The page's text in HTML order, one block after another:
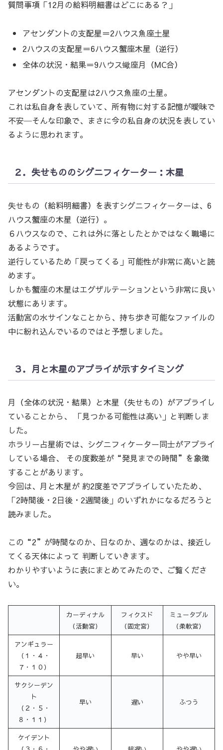
質問事項「12月の給料明細書はどこにある？」
アセンダントの支配星＝2ハウス魚座土星
2ハウスの支配星＝6ハウス蟹座木星（逆行）
全体の状況・結果＝9ハウス蠍座月（MC合）
アセンダントの支配星は2ハウス魚座の土星。
これは私自身を表していて、所有物に対する記憶が曖昧で
不安─そんな印象で、まさに今の私自身の状況を表してい
るように思われます。
２．失せもののシグニフィケーター：木星
失せもの（給料明細書）を表すシグニフィケーターは、6
ハウス蟹座の木星（逆行）。
６ハウスなので、これは外に落としたとかではなく職場に
あるようです。
逆行しているため「戻ってくる」可能性が非常に高いと読
めます。
しかも蟹座の木星はエグザルテーションという非常に良い
状態にあります。
活動宮の水サインなことから、持ち歩き可能なファイルの
中に紛れ込んでいるのではと予想しました。
３．月と木星のアプライが示すタイミング
月（全体の状況・結果）と木星（失せもの）がアプライし
ていることから、 「見つかる可能性は高い」と判断しま
した。
ホラリー占星術では、シグニフィケーター同士がアプライ
している場合、 その度数差が“発見までの時間”を象徴
することがあります。
今回は、月と木星が 約2度差でアプライしていたため、
「2時間後・2日後・2週間後」のいずれかになるだろうと
読みました。
この“2”が時間なのか、日なのか、週なのかは、接近し
てくる天体によって 判断していきます。
わかりやすいように表にまとめてみたので、ご覧くださ
い。
カーディナル
（活動宮）
フィクスド
（固定宮）
ミュータブル
（柔軟宮）
アンギュラー
（１・４・
７・１０）
超早い 早い やや早い
サクシーデン
ト
（２・５・
８・１１）
早い 遅い ふつう
ケイデント